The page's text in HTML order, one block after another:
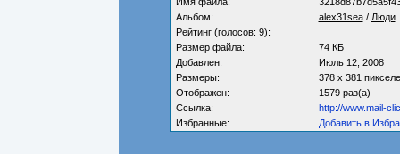
Альбом:
alex31sea/ Люди
Рейтинг (голосов: 9):
Размер файла:
74 КБ
Добавлен:
Июль 12, 2008
Размеры:
378 x 381
Отображен:
1579 раз(а)
Ссылка:
http://www.mail-
Избранные:
Добавить в